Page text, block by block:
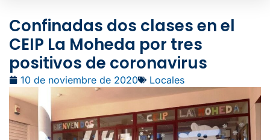
Confinadas dos clases en el
CEIP La Moheda por tres
positivos de coronavirus
10 de noviembre de 2020 Locales